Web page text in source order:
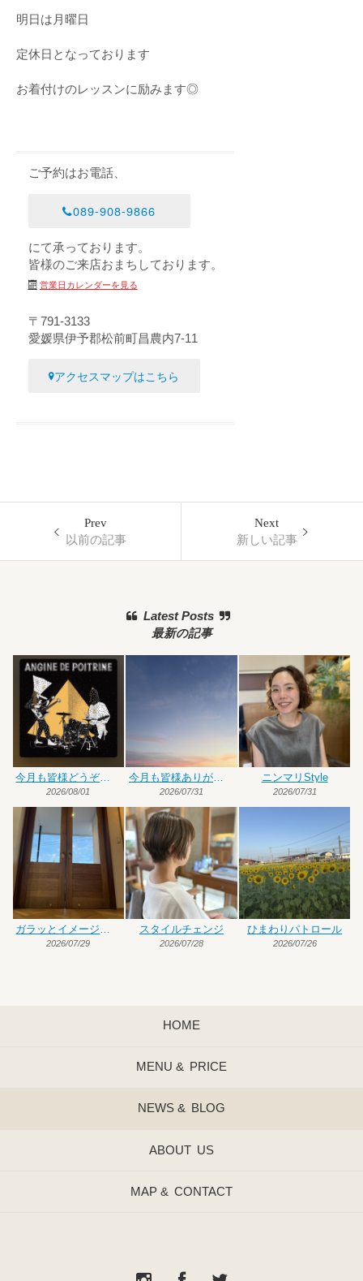
明日は月曜日
定休日となっております
お着付けのレッスンに励みます◎
ご予約はお電話、
089-908-9866
にて承っております。
皆様のご来店おまちしております。
営業日カレンダーを見る
〒791-3133
愛媛県伊予郡松前町昌農内7-11
アクセスマップはこちら
Prev
以前の記事
Next
新しい記事
Latest Posts
最新の記事
今月も皆様どうぞよろしくお願いいたします
2026/08/01 2026/07/31
ニンマリStyle
2026/07/31
2026/07/29
スタイルチェンジ
2026/07/28
ひまわりパトロール
2026/07/26
HOME
MENU & PRICE
NEWS & BLOG
ABOUT US
MAP & CONTACT